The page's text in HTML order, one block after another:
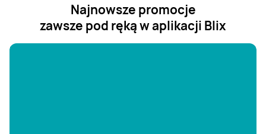
Najnowsze promocje
zawsze pod ręką w aplikacji Blix
"/>